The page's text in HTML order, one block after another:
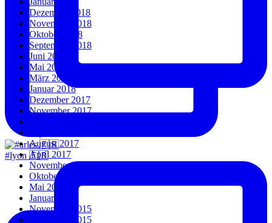
#lyon 🇫🇷
Dezember 2018
November 2018
Oktober 2018
September 2018
Juni 2018
Mai 2018
März 2018
Januar 2018
Dezember 2017
November 2017
August 2017
April 2017
November 2016
Oktober 2016
Mai 2016
Januar 2016
November 2015
September 2015